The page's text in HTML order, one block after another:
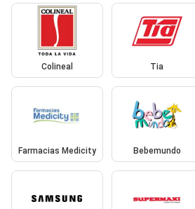
Colineal Tia
Farmacias Medicity Bebemundo